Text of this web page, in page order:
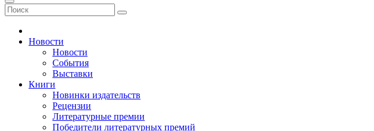
Новости
Новости
События
Выставки
Книги
Новинки издательств
Рецензии
Литературные премии
Победители литературных премий